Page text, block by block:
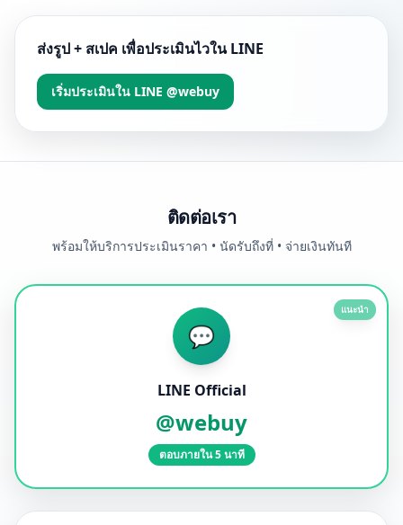
ส่งรูป + สเปค เพื่อประเมินไวใน LINE
เริ่มประเมินใน LINE @webuy
ติดต่อเรา
พร้อมให้บริการประเมินราคา • นัดรับถึงที่ • จ่ายเงินทันที
แนะนำ
💬
LINE Official
@webuy
ตอบภายใน 5 นาที